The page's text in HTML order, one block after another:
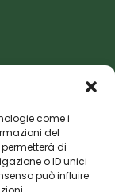
come i
del
di
o ID unici
può influire